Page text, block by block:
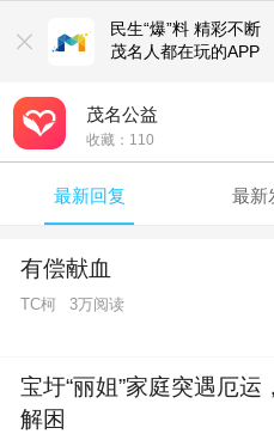
民生“爆”料 精彩不断
茂名人都在玩的APP
茂名公益
收藏： 110
最新回复 最新
有偿献血
TC柯 3万阅读
宝圩“丽姐”家庭突遇厄
解困